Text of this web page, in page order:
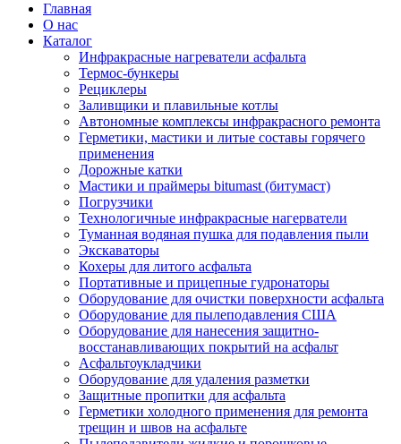
Главная
О нас
Каталог
Инфракрасные нагреватели асфальта
Термос-бункеры
Рециклеры
Заливщики и плавильные котлы
Автономные комплексы инфракрасного ремонта
Герметики, мастики и литые составы горячего
применения
Дорожные катки
Мастики и праймеры bitumast (битумаст)
Погрузчики
Технологичные инфракрасные нагерватели
Туманная водяная пушка для подавления пыли
Экскаваторы
Кохеры для литого асфальта
Портативные и прицепные гудронаторы
Оборудование для очистки поверхности асфальта
Оборудование для пылеподавления США
Оборудование для нанесения защитно-
восстанавливающих покрытий на асфальт
Асфальтоукладчики
Оборудование для удаления разметки
Защитные пропитки для асфальта
Герметики холодного применения для ремонта
трещин и швов на асфальте